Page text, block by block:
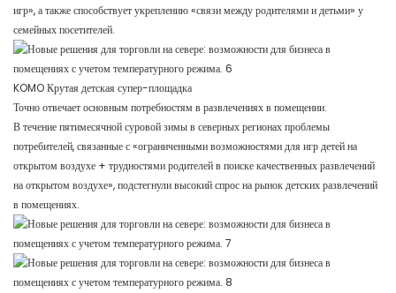
игр», а также способствует укреплению «связи между родителями и детьми» у
семейных посетителей.
KOMO Крутая детская супер-площадка
Точно отвечает основным потребностям в развлечениях в помещении.
В течение пятимесячной суровой зимы в северных регионах проблемы
потребителей, связанные с «ограниченными возможностями для игр детей на
открытом воздухе + трудностями родителей в поиске качественных развлечений
на открытом воздухе», подстегнули высокий спрос на рынок детских развлечений
в помещениях.